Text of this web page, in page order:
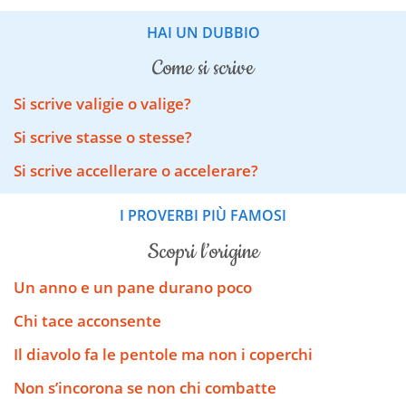
HAI UN DUBBIO
come si scrive
Si scrive valigie o valige?
Si scrive stasse o stesse?
Si scrive accellerare o accelerare?
I PROVERBI PIÙ FAMOSI
scopri l’origine
Un anno e un pane durano poco
Chi tace acconsente
Il diavolo fa le pentole ma non i coperchi
Non s’incorona se non chi combatte